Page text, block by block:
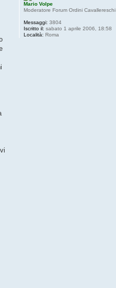
Mario Volpe
Moderatore Forum Ordini Cavallereschi
Messaggi: 3804
Iscritto il: sabato 1 aprile 2006, 18:58
Località: Roma